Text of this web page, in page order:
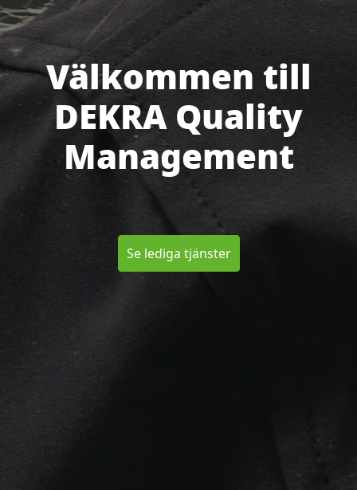
Välkommen till
DEKRA Quality
Management
Se lediga tjänster